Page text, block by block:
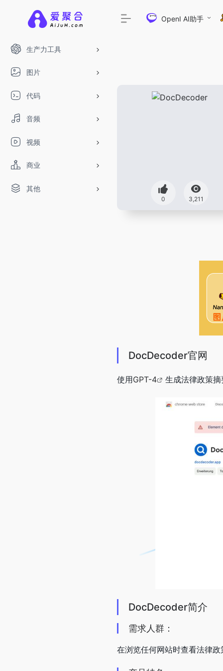
生产力工具
图片
代码
音频
视频
商业
其他
OpenI AI助手
0 3,211
DeepSeek-R1
DocDecoder官网
使用GPT-4 生成法律政策摘
DocDecoder简介
需求人群：
在浏览任何网站时查看法律政